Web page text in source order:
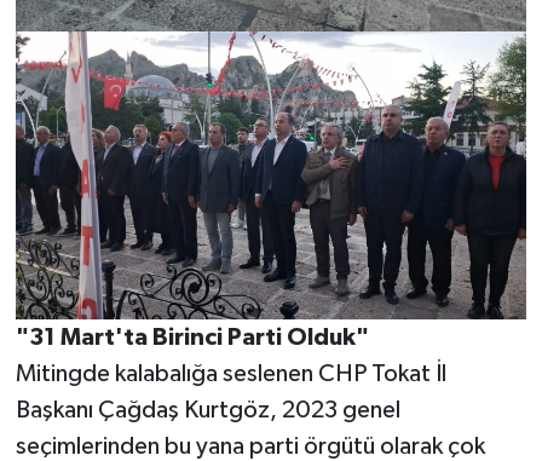
"31 Mart'ta Birinci Parti Olduk"
Mitingde kalabalığa seslenen CHP Tokat İl
Başkanı Çağdaş Kurtgöz, 2023 genel
seçimlerinden bu yana parti örgütü olarak çok